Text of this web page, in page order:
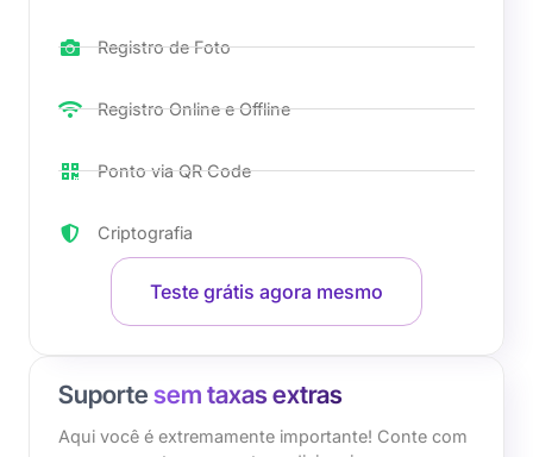
Registro de Foto
Registro Online e Offline
Ponto via QR Code
Criptografia
Teste grátis agora mesmo
Suporte sem taxas extras
Aqui você é extremamente importante! Conte com